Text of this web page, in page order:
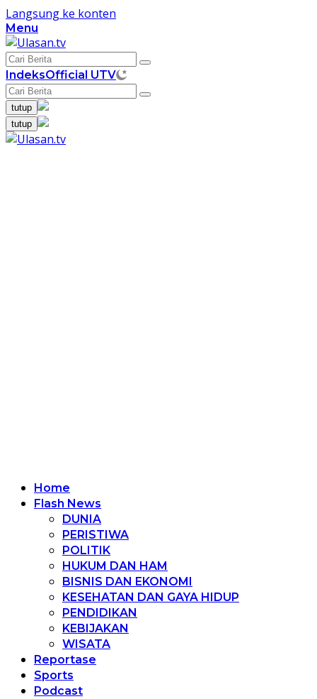
Langsung ke konten
Menu
IndeksOfficial UTV
tutup
tutup
Home
Flash News
DUNIA
PERISTIWA
POLITIK
HUKUM DAN HAM
BISNIS DAN EKONOMI
KESEHATAN DAN GAYA HIDUP
PENDIDIKAN
KEBIJAKAN
WISATA
Reportase
Sports
Podcast